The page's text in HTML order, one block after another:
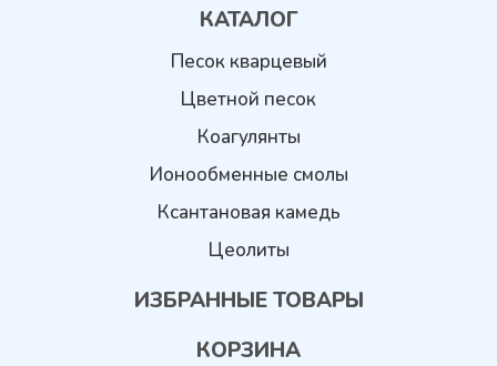
КАТАЛОГ
Песок кварцевый
Цветной песок
Коагулянты
Ионообменные смолы
Ксантановая камедь
Цеолиты
ИЗБРАННЫЕ ТОВАРЫ
КОРЗИНА